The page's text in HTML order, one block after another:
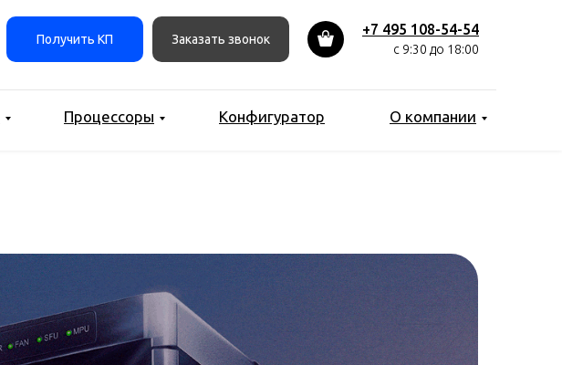
+7 495 108-54-54
с 9:30 до 18:00
Заказать звонок
Получить КП
Процессоры Конфигуратор О компании